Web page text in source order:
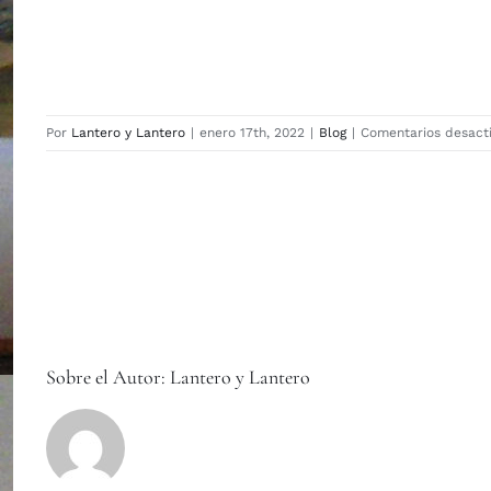
Por Lantero y Lantero | enero 17th, 2022 | Blog | Comentarios
Sobre el Autor: Lantero y Lantero